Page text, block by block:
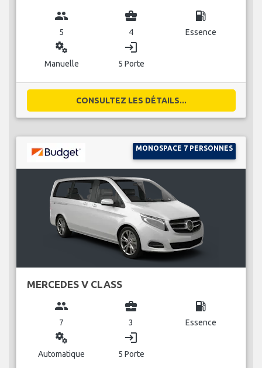
group
5
business_center
4
local_gas_station
Essence
miscellaneous_services
Manuelle
login
5 Porte
CONSULTEZ LES DÉTAILS...
MONOSPACE 7 PERSONNES
MERCEDES V CLASS
group
7
business_center
3
local_gas_station
Essence
miscellaneous_services
Automatique
login
5 Porte